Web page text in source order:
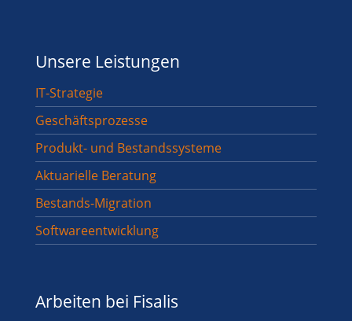
Unsere Leistungen
IT-Strategie
Geschäftsprozesse
Produkt- und Bestandssysteme
Aktuarielle Beratung
Bestands-Migration
Softwareentwicklung
Arbeiten bei Fisalis